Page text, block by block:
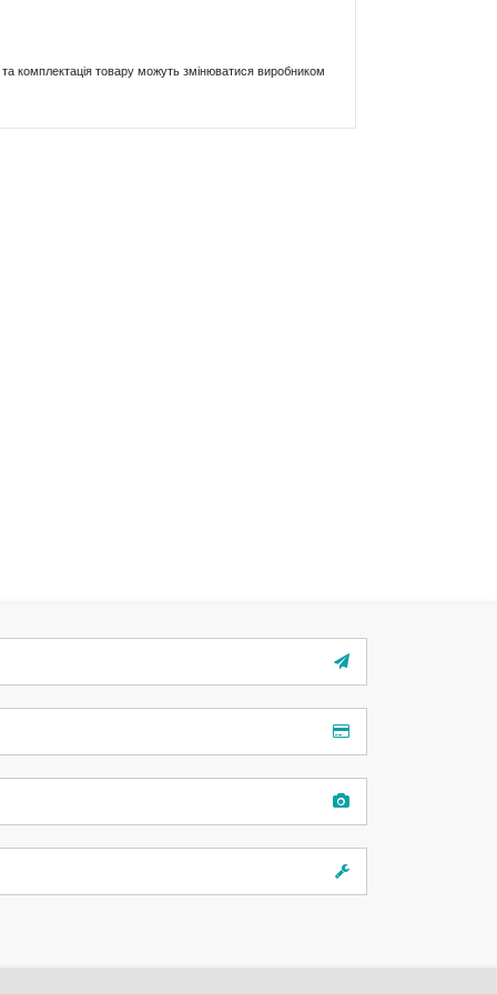
та комплектація товару можуть змінюватися виробником